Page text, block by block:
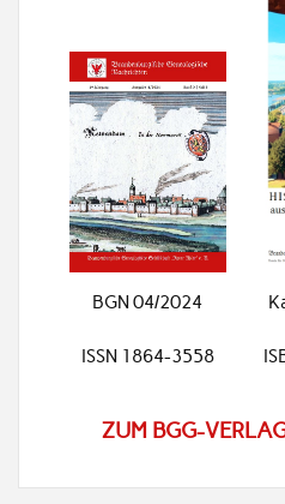
BGN 04/2024
ISSN 1864-3558
ZUM BGG-